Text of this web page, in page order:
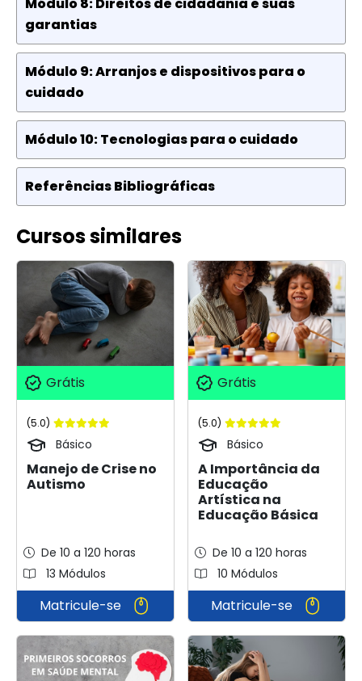
Módulo 8: Direitos de cidadania e suas
garantias
Módulo 9: Arranjos e dispositivos para o
cuidado
Módulo 10: Tecnologias para o cuidado
Referências Bibliográficas
Cursos similares
Grátis
(5.0)
Básico
Manejo de Crise no
Autismo
De 10 a 120 horas
13 Módulos
Matricule-se
Grátis
(5.0)
Básico
A Importância da
Educação
Artística na
Educação Básica
De 10 a 120 horas
10 Módulos
Matricule-se